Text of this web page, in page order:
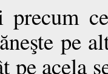
precum
pe
pe acela